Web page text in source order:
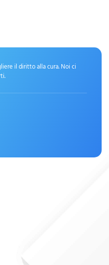
il diritto alla cura. Noi ci